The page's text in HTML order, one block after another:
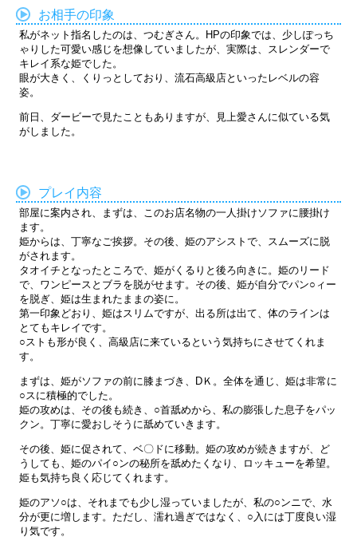
お相手の印象
私がネット指名したのは、つむぎさん。HPの印象では、少しぽっち
ゃりした可愛い感じを想像していましたが、実際は、スレンダーで
キレイ系な姫でした。
眼が大きく、くりっとしており、流石高級店といったレベルの容
姿。
前日、ダービーで見たこともありますが、見上愛さんに似ている気
がしました。
プレイ内容
部屋に案内され、まずは、このお店名物の一人掛けソファに腰掛け
ます。
姫からは、丁寧なご挨拶。その後、姫のアシストで、スムーズに脱
がされます。
タオイチとなったところで、姫がくるりと後ろ向きに。姫のリード
で、ワンピースとブラを脱がせます。その後、姫が自分でパン○ィー
を脱ぎ、姫は生まれたままの姿に。
第一印象どおり、姫はスリムですが、出る所は出て、体のラインは
とてもキレイです。
○ストも形が良く、高級店に来ているという気持ちにさせてくれま
す。
まずは、姫がソファの前に膝まづき、DＫ。全体を通じ、姫は非常に
○スに積極的でした。
姫の攻めは、その後も続き、○首舐めから、私の膨張した息子をパッ
クン。丁寧に愛おしそうに舐めていきます。
その後、姫に促されて、ベ〇ドに移動。姫の攻めが続きますが、ど
うしても、姫のパイ○ンの秘所を舐めたくなり、ロッキューを希望。
姫も気持ち良く応じてくれます。
姫のアソ○は、それまでも少し湿っていましたが、私の○ンニで、水
分が更に増します。ただし、濡れ過ぎではなく、○入には丁度良い湿
り気です。